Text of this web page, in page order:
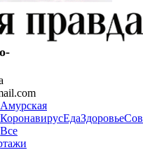
Амурская
КоронавирусЕдаЗдоровье
Все